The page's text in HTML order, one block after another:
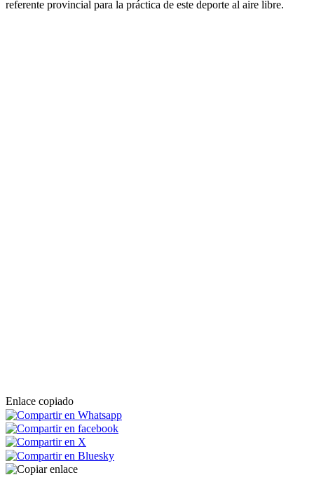
referente provincial para la práctica de este deporte al aire libre.
Enlace copiado